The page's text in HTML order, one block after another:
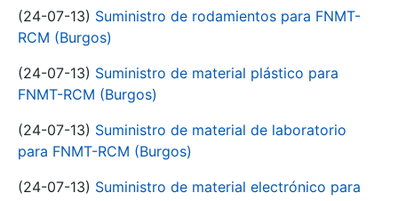
(24-07-13) Suministro de rodamientos para FNMT-
RCM (Burgos)
(24-07-13) Suministro de material plástico para
FNMT-RCM (Burgos)
(24-07-13) Suministro de material de laboratorio
para FNMT-RCM (Burgos)
(24-07-13) Suministro de material electrónico para